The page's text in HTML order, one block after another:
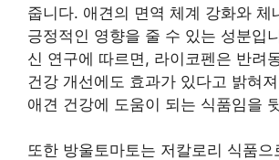
줍니다. 애견의 면역 체계 강화와 체
긍정적인 영향을 줄 수 있는 성분입
신 연구에 따르면, 라이코펜은 반려
건강 개선에도 효과가 있다고 밝혀
애견 건강에 도움이 되는 식품임을
또한 방울토마토는 저칼로리 식품